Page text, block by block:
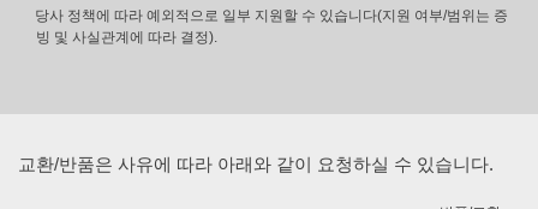
당사 정책에 따라 예외적으로 일부 지원할 수 있습니다(지원 여부/범위는 증
빙 및 사실관계에 따라 결정).
교환/반품은 사유에 따라 아래와 같이 요청하실 수 있습니다.